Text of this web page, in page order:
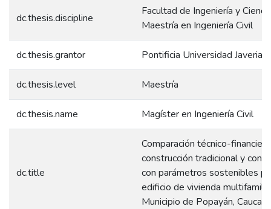
dc.thesis.discipline
Facultad de Ingeniería y
Maestría en Ingeniería Civil
dc.thesis.grantor Pontificia Universidad
dc.thesis.level Maestría
dc.thesis.name Magíster en Ingeniería Civil
dc.title
Comparación técnico-
construcción tradicional y
con parámetros sostenibles
edificio de vivienda
Municipio de Popayán, Cauca